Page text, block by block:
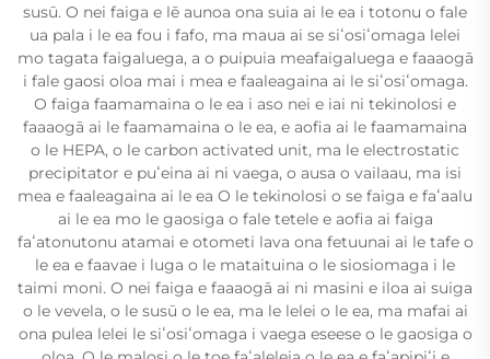
susū. O nei faiga e lē aunoa ona suia ai le ea i totonu o fale
ua pala i le ea fou i fafo, ma maua ai se siʻosiʻomaga lelei
mo tagata faigaluega, a o puipuia meafaigaluega e faaaogā
i fale gaosi oloa mai i mea e faaleagaina ai le siʻosiʻomaga.
O faiga faamamaina o le ea i aso nei e iai ni tekinolosi e
faaaogā ai le faamamaina o le ea, e aofia ai le faamamaina
o le HEPA, o le carbon activated unit, ma le electrostatic
precipitator e puʻeina ai ni vaega, o ausa o vailaau, ma isi
mea e faaleagaina ai le ea O le tekinolosi o se faiga e faʻaalu
ai le ea mo le gaosiga o fale tetele e aofia ai faiga
faʻatonutonu atamai e otometi lava ona fetuunai ai le tafe o
le ea e faavae i luga o le mataituina o le siosiomaga i le
taimi moni. O nei faiga e faaaogā ai ni masini e iloa ai suiga
o le vevela, o le susū o le ea, ma le lelei o le ea, ma mafai ai
ona pulea lelei le siʻosiʻomaga i vaega eseese o le gaosiga o